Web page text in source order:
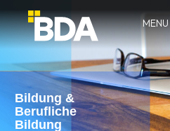
MENU
Bildung &
Berufliche
Bildung